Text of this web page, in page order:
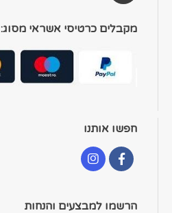
מקבלים כרטיסי אשראי מסוג:
חפשו אותנו
הרשמו למבצעים והנחות